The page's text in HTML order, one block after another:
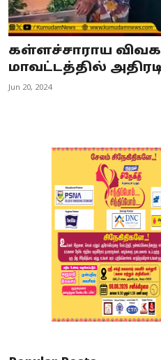
கள்ளச்சாராய
மாவட்டத்தில்
Jun 20, 2024